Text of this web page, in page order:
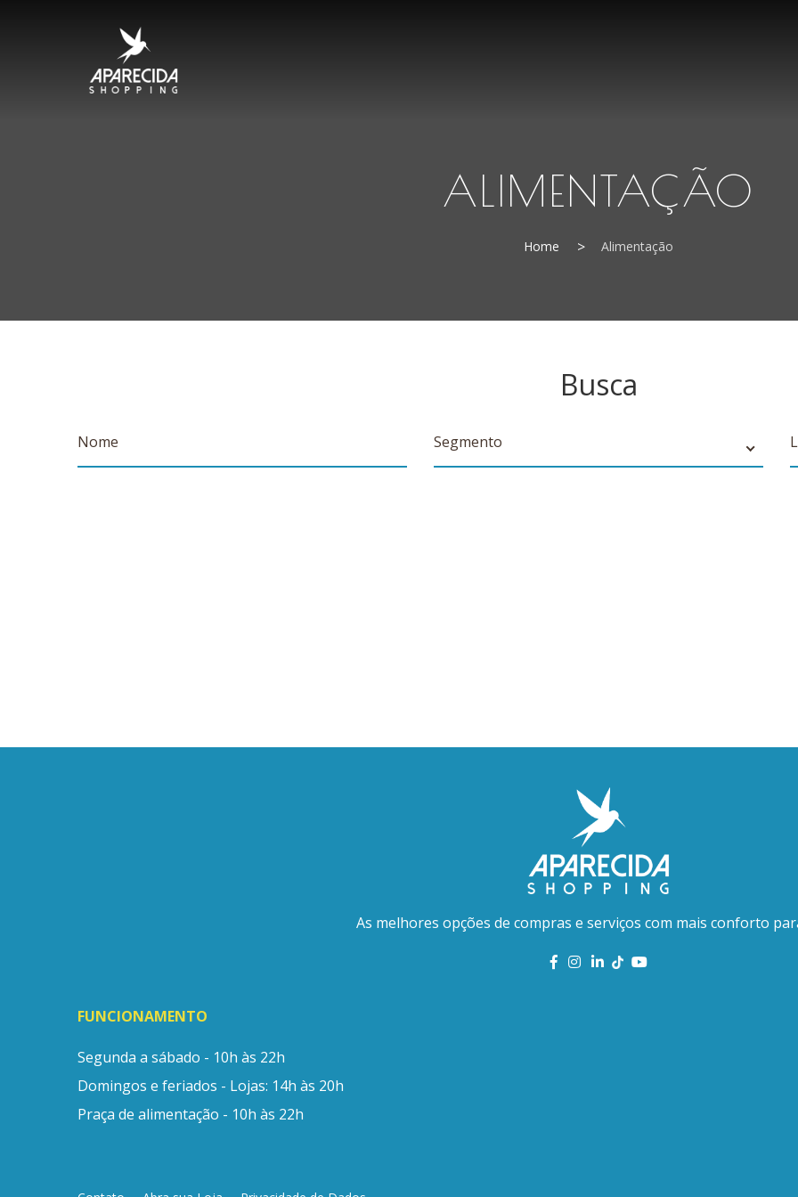
ALIMENTAÇÃO
Home Alimentação
Busca
Segmento
As melhores opções de compras e serviços com mais conforto
FUNCIONAMENTO
Segunda a sábado - 10h às 22h
Domingos e feriados - Lojas: 14h às 20h
Praça de alimentação - 10h às 22h